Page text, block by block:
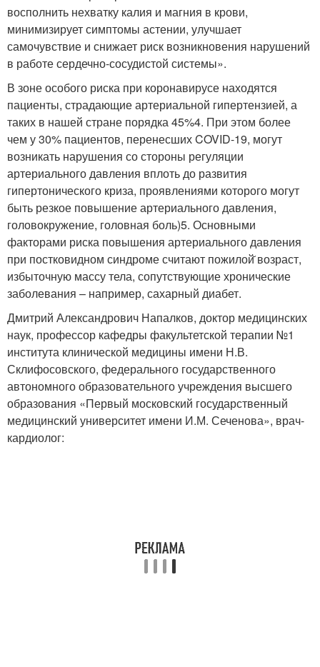
восполнить нехватку калия и магния в крови,
минимизирует симптомы астении, улучшает
самочувствие и снижает риск возникновения нарушений
в работе сердечно-сосудистой системы».
В зоне особого риска при коронавирусе находятся
пациенты, страдающие артериальной гипертензией, а
таких в нашей стране порядка 45%4. При этом более
чем у 30% пациентов, перенесших COVID-19, могут
возникать нарушения со стороны регуляции
артериального давления вплоть до развития
гипертонического криза, проявлениями которого могут
быть резкое повышение артериального давления,
головокружение, головная боль)5. Основными
факторами риска повышения артериального давления
при постковидном синдроме считают пожилой̆ возраст,
избыточную массу тела, сопутствующие хронические
заболевания – например, сахарный диабет.
Дмитрий Александрович Напалков, доктор медицинских
наук, профессор кафедры факультетской терапии №1
института клинической медицины имени Н.В.
Склифосовского, федерального государственного
автономного образовательного учреждения высшего
образования «Первый московский государственный
медицинский университет имени И.М. Сеченова», врач-
кардиолог: